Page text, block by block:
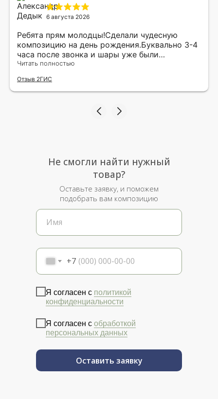
6 августа 2026
Ребята прям молодцы!Сделали чудесную
композицию на день рождения.Буквально 3-4
часа после звонка и шары уже были
доставлены мне по адресу.Качество
рада.
Читать полностью
Отзыв 2ГИС
+7
Я согласен с политикой
конфиденциальности
Я согласен с обработкой
персональных данных
Оставить заявку
Не смогли найти нужный
товар?
Оставьте заявку, и поможем
подобрать вам композицию